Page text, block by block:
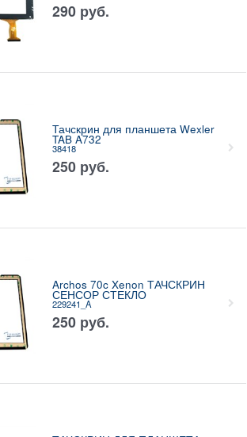
290 руб.
Тачскрин для планшета Wexler
TAB A732
38418
250 руб.
Archos 70c Xenon ТАЧСКРИН
СЕНСОР СТЕКЛО
229241_A
250 руб.